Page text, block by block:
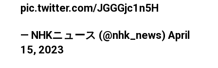
pic.twitter.com/JGGGjc1n5H
— NHKニュース (@nhk_news) April
15, 2023